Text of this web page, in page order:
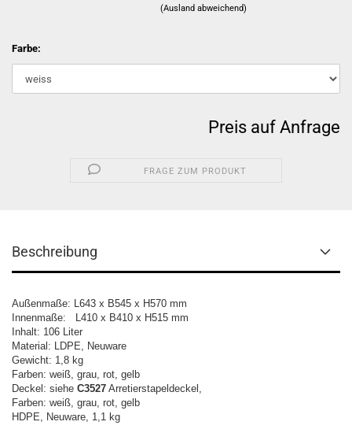
(Ausland abweichend)
Farbe:
Preis auf Anfrage
FRAGE ZUM PRODUKT
Beschreibung
Außenmaße: L643 x B545 x H570 mm
Innenmaße: L410 x B410 x H515 mm
Inhalt: 106 Liter
Material: LDPE, Neuware
Gewicht: 1,8 kg
Farben: weiß, grau, rot, gelb
Deckel: siehe C3527 Arretierstapeldeckel,
Farben: weiß, grau, rot, gelb
HDPE, Neuware, 1,1 kg